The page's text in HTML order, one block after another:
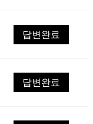
답변완료
답변완료